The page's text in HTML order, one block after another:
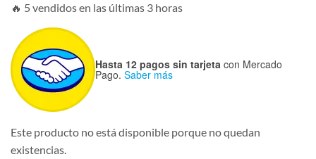
🔥 5 vendidos en las últimas 3 horas
Hasta 12 pagos sin tarjeta con Mercado
Pago. Saber más
Este producto no está disponible porque no quedan
existencias.